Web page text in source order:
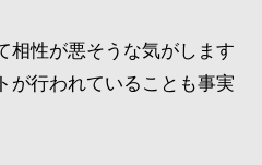
相性が悪そうな気がします
が行われていることも事実